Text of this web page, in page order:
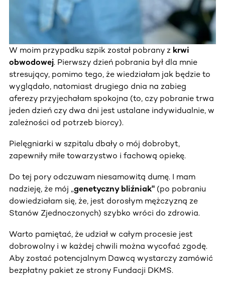
W moim przypadku szpik został pobrany z krwi
obwodowej. Pierwszy dzień pobrania był dla mnie
stresujący, pomimo tego, że wiedziałam jak będzie to
wyglądało, natomiast drugiego dnia na zabieg
aferezy przyjechałam spokojna (to, czy pobranie trwa
jeden dzień czy dwa dni jest ustalane indywidualnie, w
zależności od potrzeb biorcy).
Pielęgniarki w szpitalu dbały o mój dobrobyt,
zapewniły miłe towarzystwo i fachową opiekę.
Do tej pory odczuwam niesamowitą dumę. I mam
nadzieję, że mój „genetyczny bliźniak" (po pobraniu
dowiedziałam się, że, jest dorosłym mężczyzną ze
Stanów Zjednoczonych) szybko wróci do zdrowia.
Warto pamiętać, że udział w całym procesie jest
dobrowolny i w każdej chwili można wycofać zgodę.
Aby zostać potencjalnym Dawcą wystarczy zamówić
bezpłatny pakiet ze strony Fundacji DKMS.